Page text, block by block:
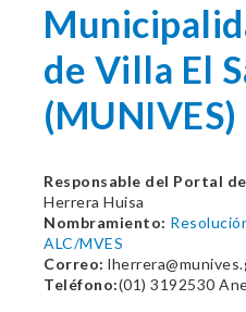
de Villa El
(MUNIVES)
Responsable del Portal
Herrera Huisa
Nombramiento:
ALC/MVES
Correo:
Teléfono:(01) 3192530